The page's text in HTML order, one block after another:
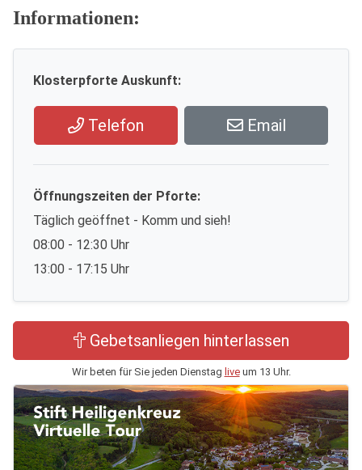
Informationen:
Klosterpforte Auskunft:
Telefon Email
Öffnungszeiten der Pforte:
Täglich geöffnet - Komm und sieh!
08:00 - 12:30 Uhr
13:00 - 17:15 Uhr
Gebetsanliegen hinterlassen
Wir beten für Sie jeden Dienstag liveum 13 Uhr.